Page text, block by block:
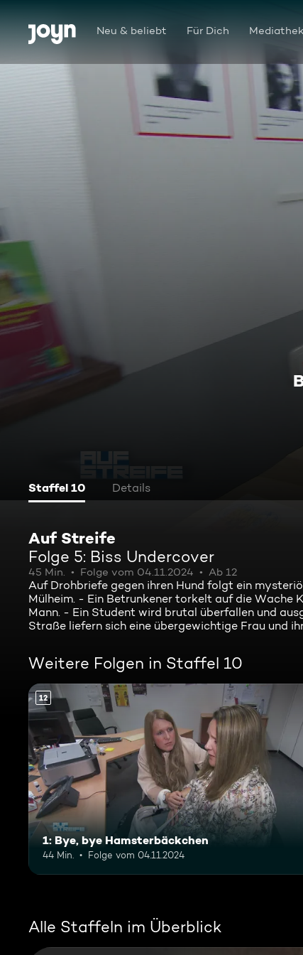
Zum Inhalt springen
Barrierefrei Neu & beliebt Für Dich
Staffel 10 Details
Auf Streife
Folge 5: Biss Undercover
45 Min. Folge vom 04.11.2024 Ab 12
Auf Drohbriefe gegen ihren Hund folgt ein
Mülheim. - Ein Betrunkener torkelt auf die Wache
Mann. - Ein Student wird brutal überfallen und
Straße liefern sich eine übergewichtige Frau und
Weitere Folgen in Staffel 10
12
1: Bye, bye Hamsterbäckchen
44 Min. Folge vom 04.11.2024
Alle Staffeln im Überblick